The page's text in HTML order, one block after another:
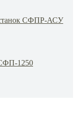
СФПР-АСУ
1250